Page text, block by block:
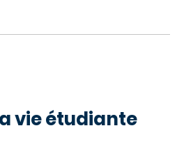
vie étudiante